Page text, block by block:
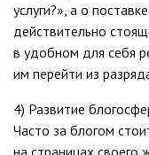
услуги?», а о
действительно
в удобном для себя
им перейти из
4) Развитие
Часто за блогом